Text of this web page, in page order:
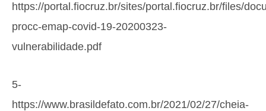
https://portal.fiocruz.br/sites/portal.fiocruz.br/files/
procc-emap-covid-19-20200323-
vulnerabilidade.pdf
5-
https://www.brasildefato.com.br/2021/02/27/cheia-